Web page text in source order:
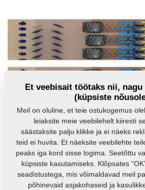
Falcon Compact: Kitsad
reavahega külv
Et veebisait töötaks nii,
(küpsiste
Meil on oluline, et teie ostukogemus
leiaksite meie veebilehelt kiiresti
säästaksite palju klikke ja ei näeks
teid ei huvita. Et näeksite veebilehte
peaks iga kord sisse logima. Seetõttu
küpsiste kasutamiseks. Klõpsates
seadistustega, mis võimaldavad meil
põhinevaid asjakohaseid ja